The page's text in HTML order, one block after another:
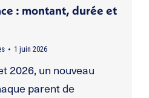
: montant, durée et
1 juin 2026
2026, un nouveau
parent de